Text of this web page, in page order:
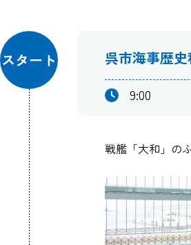
スタート 呉市海事歴史
9:00
戦艦「大和」の